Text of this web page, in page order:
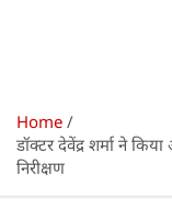
Home
डॉक्टर देवेंद्र शर्मा ने
निरीक्षण